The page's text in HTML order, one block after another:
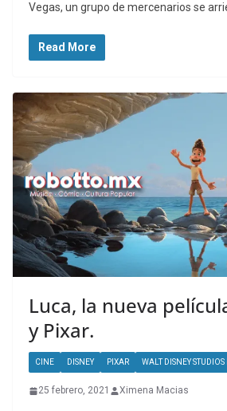
Vegas, un grupo de mercenarios se
Read More
Luca, la nueva
y Pixar.
CINE DISNEY PIXAR WALT DISNEY
25 febrero, 2021 Ximena Macias